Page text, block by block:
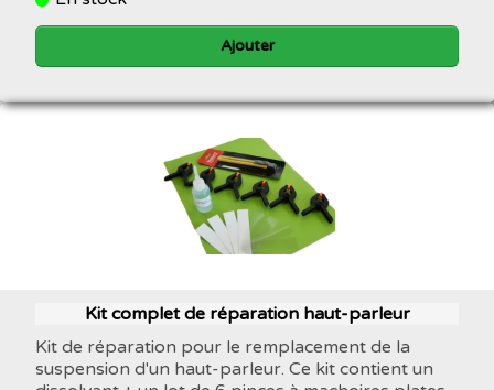
Ajouter
Kit complet de réparation haut-parleur
Kit de réparation pour le remplacement de la
suspension d'un haut-parleur. Ce kit contient un